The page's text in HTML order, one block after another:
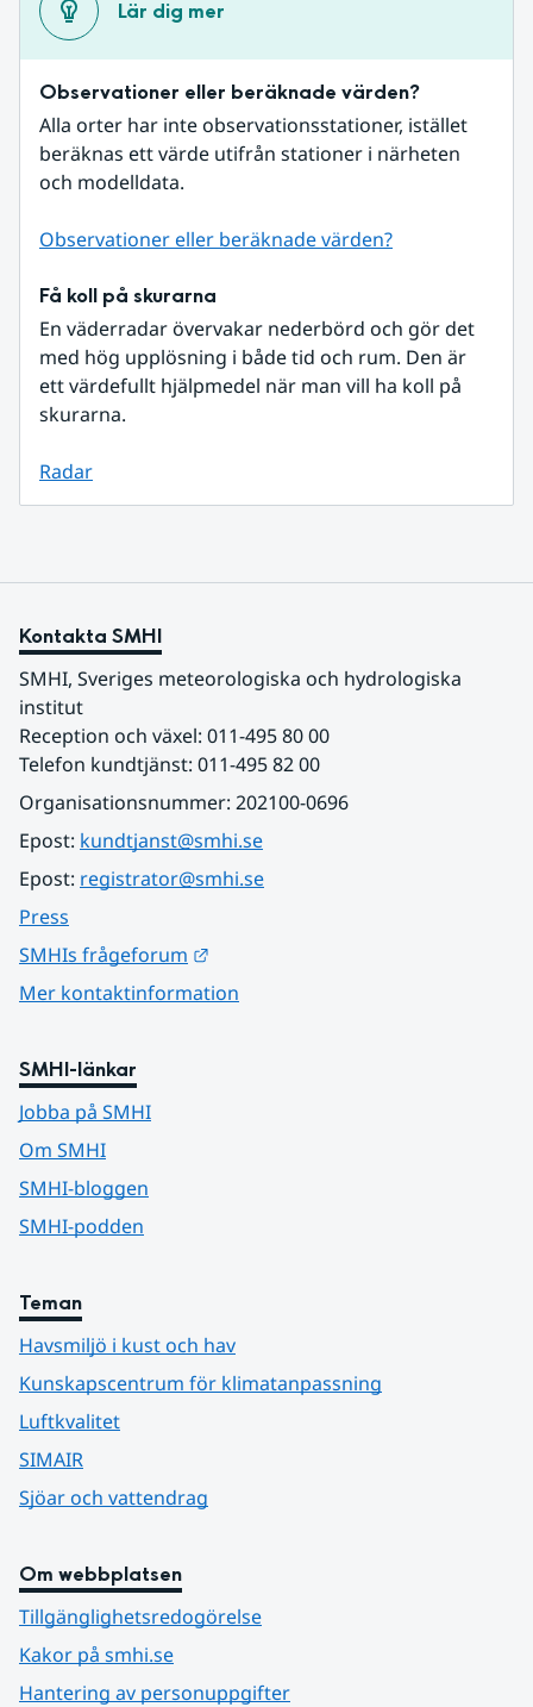
Lär dig mer
Observationer eller beräknade värden?
Alla orter har inte observationsstationer, istället
beräknas ett värde utifrån stationer i närheten
och modelldata.
Observationer eller beräknade värden?
Få koll på skurarna
En väderradar övervakar nederbörd och gör det
med hög upplösning i både tid och rum. Den är
ett värdefullt hjälpmedel när man vill ha koll på
skurarna.
Radar
Kontakta SMHI
SMHI, Sveriges meteorologiska och hydrologiska
institut
Reception och växel: 011-495 80 00
Telefon kundtjänst: 011-495 82 00
Organisationsnummer: 202100-0696
Epost: kundtjanst@smhi.se
Epost: registrator@smhi.se
Press
SMHIs frågeforum
Mer kontaktinformation
SMHI-länkar
Jobba på SMHI
Om SMHI
SMHI-bloggen
SMHI-podden
Teman
Havsmiljö i kust och hav
Kunskapscentrum för klimatanpassning
Luftkvalitet
SIMAIR
Sjöar och vattendrag
Om webbplatsen
Tillgänglighetsredogörelse
Kakor på smhi.se
Hantering av personuppgifter